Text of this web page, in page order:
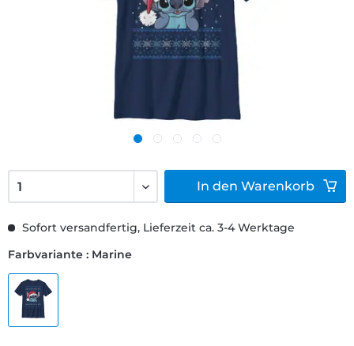
Sofort versandfertig, Lieferzeit ca. 3-4 Werktage
Farbvariante : Marine
In den Warenkorb